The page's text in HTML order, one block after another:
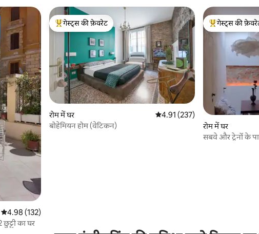
औसत रेटिंग 5 में से 4.98, 132 समीक्षाएँ
4.98 (132)
का घर
गेस्ट्स का टॉप फ़ेवरेट
गेस्ट्स की फ़ेवरेट
रोम में घर औसत रेटिंग 5 में से 4.91, 237
4.91 (237)
बोहेमियन होम (वेटिकन)
गेस्ट्स का टॉप
गेस्ट्स की
रोम में घर
सबवे और ट्रेनों के